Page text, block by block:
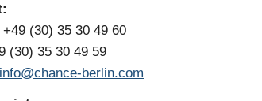
+49 (30) 35 30 49 60
(30) 35 30 49 59
info@chance-berlin.com